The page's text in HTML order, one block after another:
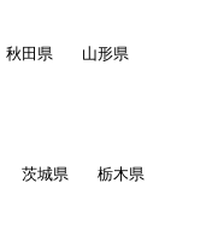
秋田県
山形県
茨城県
栃木県